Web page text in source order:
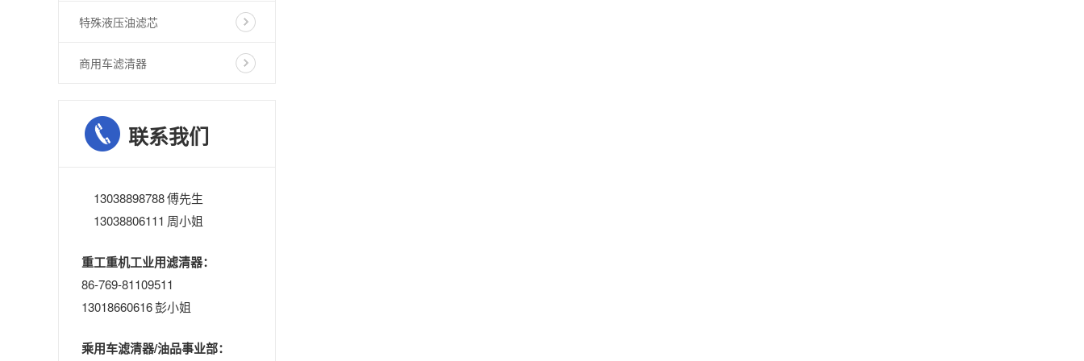
特殊液压油滤芯
商用车滤清器
联系我们
13038898788 傅先生
13038806111 周小姐
重工重机工业用滤清器：
86-769-81109511
13018660616 彭小姐
乘用车滤清器/油品事业部：